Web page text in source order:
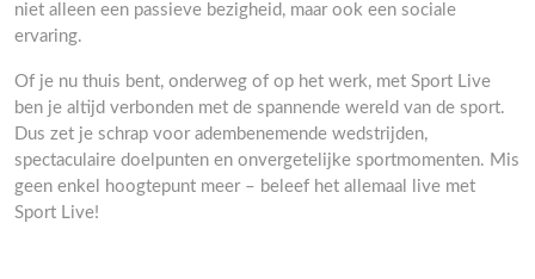
niet alleen een passieve bezigheid, maar ook een sociale
ervaring.
Of je nu thuis bent, onderweg of op het werk, met Sport Live
ben je altijd verbonden met de spannende wereld van de sport.
Dus zet je schrap voor adembenemende wedstrijden,
spectaculaire doelpunten en onvergetelijke sportmomenten. Mis
geen enkel hoogtepunt meer – beleef het allemaal live met
Sport Live!